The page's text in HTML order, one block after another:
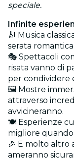
speciale.
Infinite
🎻 Musica
serata
🎭 Spettacoli
risata vanno di
per condividere
🖼️ Mostre
attraverso
avvicineranno.
🍽️ Esperienze
migliore
🎉 E molto altro
ameranno